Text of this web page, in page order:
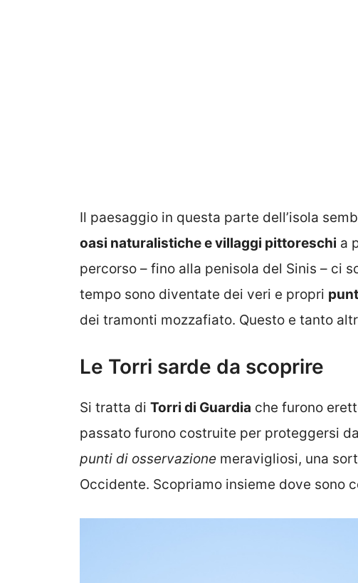
Il paesaggio in questa parte dell’isola
oasi naturalistiche e villaggi pittoreschi a
percorso – fino alla penisola del Sinis – ci
tempo sono diventate dei veri e propri
dei tramonti mozzafiato. Questo e tanto
Le Torri sarde da scoprire
Si tratta di Torri di Guardia che furono
passato furono costruite per proteggersi
punti di osservazione meravigliosi, una
Occidente. Scopriamo insieme dove sono